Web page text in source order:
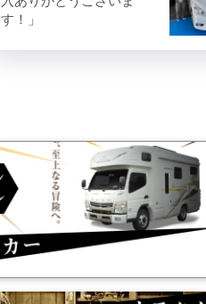
す！」